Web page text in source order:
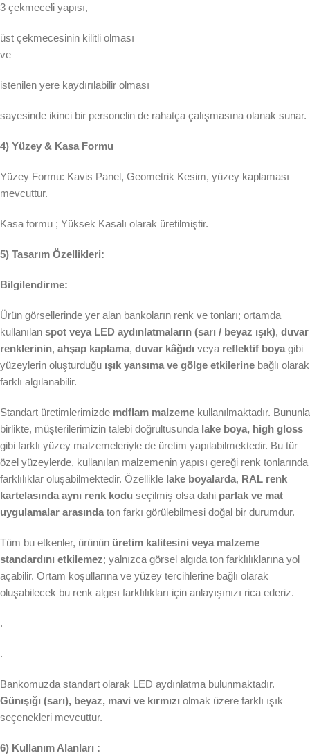
3 çekmeceli yapısı,
üst çekmecesinin kilitli olması
ve
istenilen yere kaydırılabilir olması
sayesinde ikinci bir personelin de rahatça çalışmasına olanak sunar.
4) Yüzey & Kasa Formu
Yüzey Formu: Kavis Panel, Geometrik Kesim, yüzey kaplaması
mevcuttur.
Kasa formu ; Yüksek Kasalı olarak üretilmiştir.
5) Tasarım Özellikleri:
Bilgilendirme:
Ürün görsellerinde yer alan bankoların renk ve tonları; ortamda
kullanılan spot veya LED aydınlatmaların (sarı / beyaz ışık), duvar
renklerinin, ahşap kaplama, duvar kâğıdı veya reflektif boya gibi
yüzeylerin oluşturduğu ışık yansıma ve gölge etkilerine bağlı olarak
farklı algılanabilir.
Standart üretimlerimizde mdflam malzeme kullanılmaktadır. Bununla
birlikte, müşterilerimizin talebi doğrultusunda lake boya, high gloss
gibi farklı yüzey malzemeleriyle de üretim yapılabilmektedir. Bu tür
özel yüzeylerde, kullanılan malzemenin yapısı gereği renk tonlarında
farklılıklar oluşabilmektedir. Özellikle lake boyalarda, RAL renk
kartelasında aynı renk kodu seçilmiş olsa dahi parlak ve mat
uygulamalar arasında ton farkı görülebilmesi doğal bir durumdur.
Tüm bu etkenler, ürünün üretim kalitesini veya malzeme
standardını etkilemez; yalnızca görsel algıda ton farklılıklarına yol
açabilir. Ortam koşullarına ve yüzey tercihlerine bağlı olarak
oluşabilecek bu renk algısı farklılıkları için anlayışınızı rica ederiz.
.
.
Bankomuzda standart olarak LED aydınlatma bulunmaktadır.
Günışığı (sarı), beyaz, mavi ve kırmızı olmak üzere farklı ışık
seçenekleri mevcuttur.
6) Kullanım Alanları :